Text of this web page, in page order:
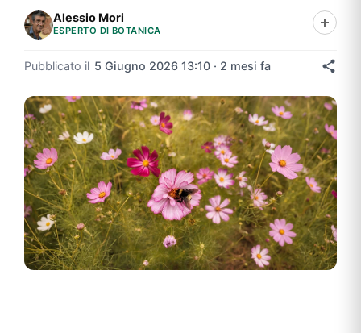
Alessio Mori
ESPERTO DI BOTANICA
Pubblicato il 5 Giugno 2026 13:10 · 2 mesi fa